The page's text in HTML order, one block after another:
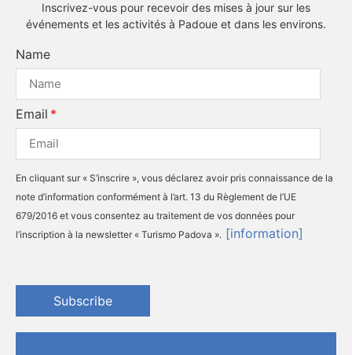
Inscrivez-vous pour recevoir des mises à jour sur les
événements et les activités à Padoue et dans les environs.
Name
Email
En cliquant sur « S’inscrire », vous déclarez avoir pris connaissance de la
note d’information conformément à l’art. 13 du Règlement de l’UE
679/2016 et vous consentez au traitement de vos données pour
l’inscription à la newsletter « Turismo Padova ». [information]
Subscribe